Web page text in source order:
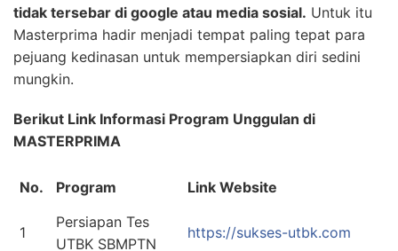
tidak tersebar di google atau media sosial. Untuk itu
Masterprima hadir menjadi tempat paling tepat para
pejuang kedinasan untuk mempersiapkan diri sedini
mungkin.
Berikut Link Informasi Program Unggulan di
MASTERPRIMA
No. Program Link Website
1
Persiapan Tes
UTBK SBMPTN
https://sukses-utbk.com